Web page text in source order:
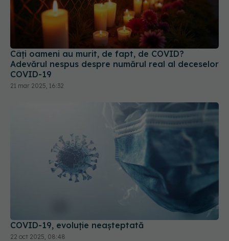
Câți oameni au murit, de fapt, de COVID?
Adevărul nespus despre numărul real al deceselor
21 mar 2025, 16:32
COVID-19, evoluție neașteptată